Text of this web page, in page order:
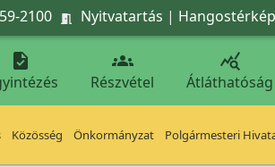
2100  Nyitvatartás | Hangostérkép
 
Részvétel

Átláthatóság
Közösség Önkormányzat Polgármesteri